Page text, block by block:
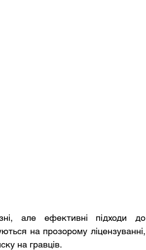
але ефективні підходи до
на прозорому ліцензуванні,
на гравців.